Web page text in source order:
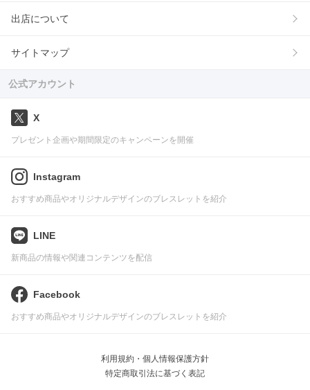
出店について
サイトマップ
公式アカウント
X
プレゼント企画や期間限定のキャンペーンを開催
Instagram
おすすめ商品やオリジナルデザインのブレスレットを紹介
LINE
新商品の情報や関連コンテンツを配信
Facebook
おすすめ商品やオリジナルデザインのブレスレットを紹介
利用規約・個人情報保護方針
特定商取引法に基づく表記